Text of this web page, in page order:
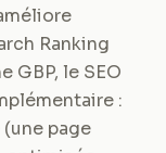
Ranking
GBP, le SEO
:
page